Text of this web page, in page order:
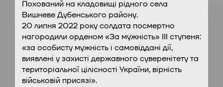
Похований на кладовищі рідного села
Вишневе Дубенського району.
20 липня 2022 року солдата посмертно
нагородили орденом «За мужність» III ступеня:
«за особисту мужність і самовіддані дії,
виявлені у захисті державного суверенітету та
територіальної цілісності України, вірність
військовій присязі».